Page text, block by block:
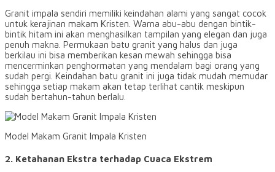
Granit impala sendiri memiliki keindahan alami yang sangat cocok
untuk kerajinan makam Kristen. Warna abu-abu dengan bintik-
bintik hitam ini akan menghasilkan tampilan yang elegan dan juga
penuh makna. Permukaan batu granit yang halus dan juga
berkilau ini bisa memberikan kesan mewah sehingga bisa
mencerminkan penghormatan yang mendalam bagi orang yang
sudah pergi. Keindahan batu granit ini juga tidak mudah memudar
sehingga setiap makam akan tetap terlihat cantik meskipun
sudah bertahun-tahun berlalu.
Model Makam Granit Impala Kristen
2. Ketahanan Ekstra terhadap Cuaca Ekstrem